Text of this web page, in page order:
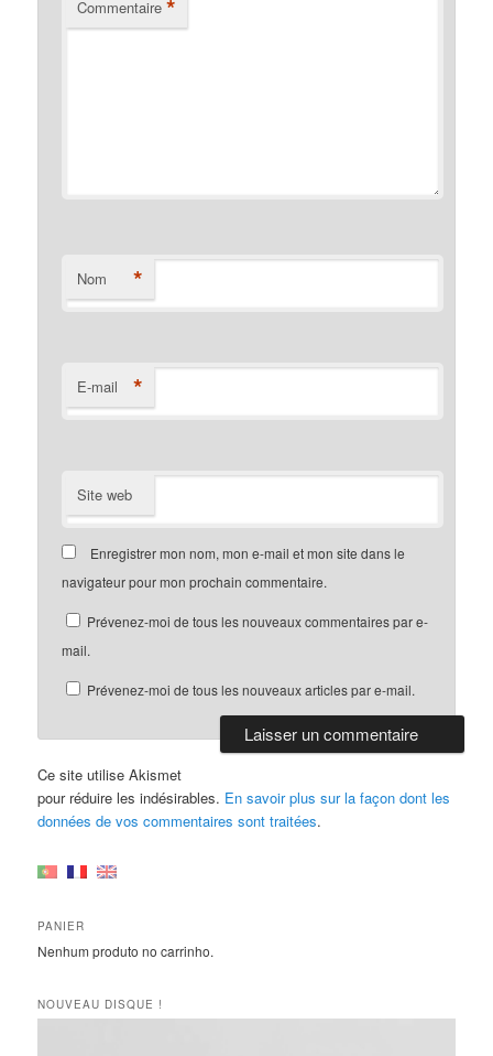
Commentaire *
Nom *
E-mail *
Site web
Enregistrer mon nom, mon e-mail et mon site dans le
navigateur pour mon prochain commentaire.
Prévenez-moi de tous les nouveaux commentaires par e-
mail.
Prévenez-moi de tous les nouveaux articles par e-mail.
Ce site utilise Akismet
pour réduire les indésirables. En savoir plus sur la façon dont les
données de vos commentaires sont traitées.
PANIER
Nenhum produto no carrinho.
NOUVEAU DISQUE !